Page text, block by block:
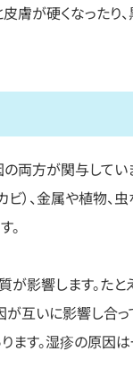
膚が硬くなったり
両方が関与して
ビ）、金属や植物
。
影響します。た
が互いに影響し合
ます。湿疹の原因